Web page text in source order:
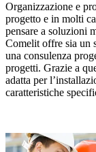
Organizzazione e
progetto e in molti
pensare a soluzioni
Comelit offre sia un
una consulenza
progetti. Grazie a
adatta per
caratteristiche